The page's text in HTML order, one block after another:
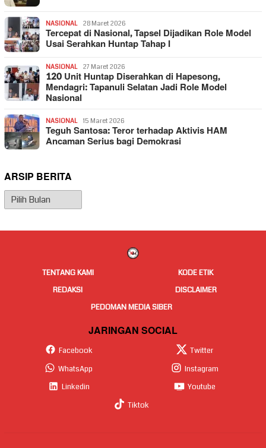
NASIONAL 28 Maret 2026
Tercepat di Nasional, Tapsel Dijadikan Role Model
Usai Serahkan Huntap Tahap I
NASIONAL 27 Maret 2026
120 Unit Huntap Diserahkan di Hapesong,
Mendagri: Tapanuli Selatan Jadi Role Model
Nasional
NASIONAL 15 Maret 2026
Teguh Santosa: Teror terhadap Aktivis HAM
Ancaman Serius bagi Demokrasi
ARSIP BERITA
Arsip
Berita
TENTANG KAMI
KODE ETIK
REDAKSI
DISCLAIMER
PEDOMAN MEDIA SIBER
JARINGAN SOCIAL
Facebook
Twitter
WhatsApp
Instagram
Linkedin
Youtube
Tiktok